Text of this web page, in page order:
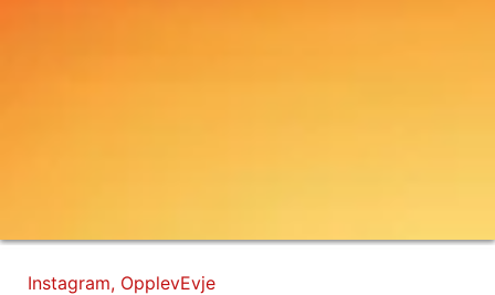
Instagram, OpplevEvje